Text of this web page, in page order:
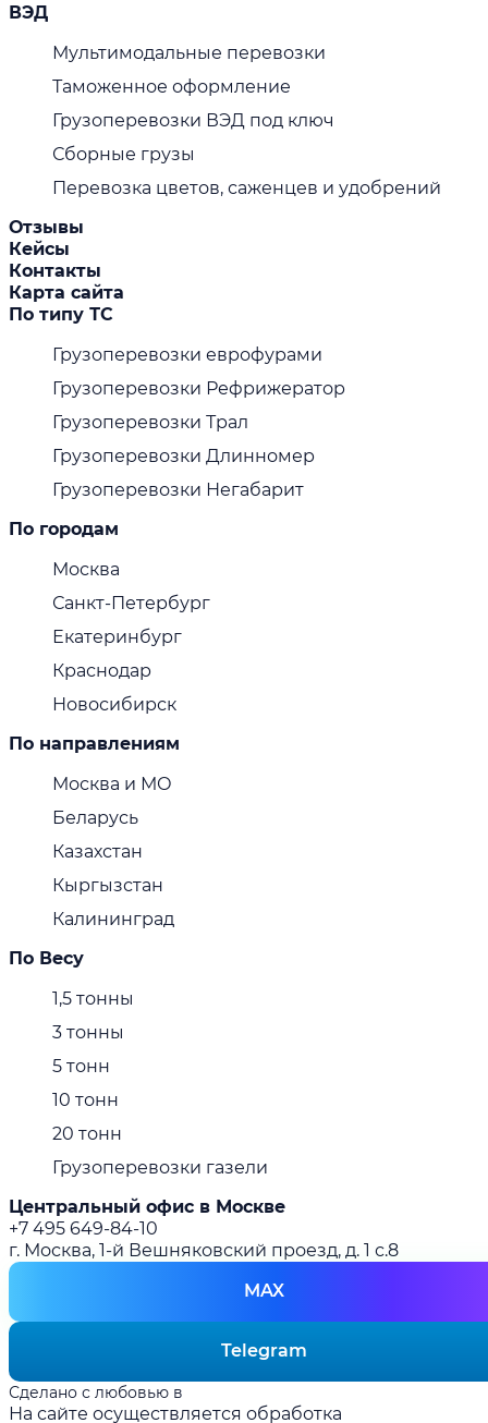
ВЭД
Мультимодальные перевозки
Таможенное оформление
Грузоперевозки ВЭД под ключ
Сборные грузы
Перевозка цветов, саженцев и удобрений
Отзывы
Кейсы
Контакты
Карта сайта
По типу ТС
Грузоперевозки еврофурами
Грузоперевозки Рефрижератор
Грузоперевозки Трал
Грузоперевозки Длинномер
Грузоперевозки Негабарит
По городам
Москва
Санкт-Петербург
Екатеринбург
Краснодар
Новосибирск
По направлениям
Москва и МО
Беларусь
Казахстан
Кыргызстан
Калининград
По Весу
1,5 тонны
3 тонны
5 тонн
10 тонн
20 тонн
Грузоперевозки газели
Центральный офис в Москве
+7 495 649-84-10
г. Москва, 1-й Вешняковский проезд, д. 1 с.8
MAX
Telegram
Сделано с любовью в
На сайте осуществляется обработка